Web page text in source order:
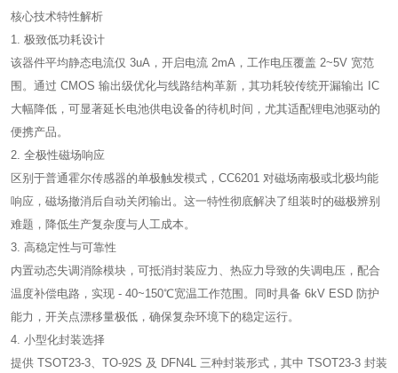
核心技术特性解析
1. 极致低功耗设计
该器件平均静态电流仅 3uA，开启电流 2mA，工作电压覆盖 2~5V 宽范
围。通过 CMOS 输出级优化与线路结构革新，其功耗较传统开漏输出 IC
大幅降低，可显著延长电池供电设备的待机时间，尤其适配锂电池驱动的
便携产品。
2. 全极性磁场响应
区别于普通霍尔传感器的单极触发模式，CC6201 对磁场南极或北极均能
响应，磁场撤消后自动关闭输出。这一特性彻底解决了组装时的磁极辨别
难题，降低生产复杂度与人工成本。
3. 高稳定性与可靠性
内置动态失调消除模块，可抵消封装应力、热应力导致的失调电压，配合
温度补偿电路，实现 - 40~150℃宽温工作范围。同时具备 6kV ESD 防护
能力，开关点漂移量极低，确保复杂环境下的稳定运行。
4. 小型化封装选择
提供 TSOT23-3、TO-92S 及 DFN4L 三种封装形式，其中 TSOT23-3 封装